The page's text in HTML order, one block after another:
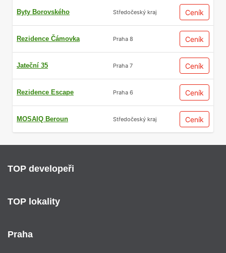
Byty Borovského Středočeský kraj Ceník
Rezidence Čámovka Praha 8 Ceník
Jateční 35 Praha 7 Ceník
Rezidence Escape Praha 6 Ceník
MOSAIQ Beroun Středočeský kraj Ceník
TOP developeři
TOP lokality
Praha